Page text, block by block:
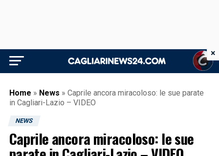
Home » News » Caprile ancora miracoloso: le sue parate
in Cagliari-Lazio – VIDEO
NEWS
Caprile ancora miracoloso: le sue
×